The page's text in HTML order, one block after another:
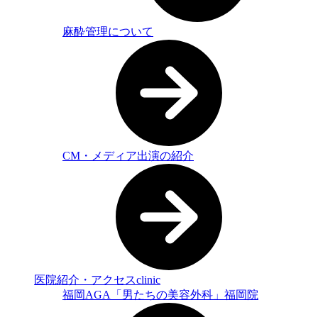
麻酔管理について
CM・メディア出演の紹介
医院紹介・アクセスclinic
福岡AGA「男たちの美容外科」福岡院